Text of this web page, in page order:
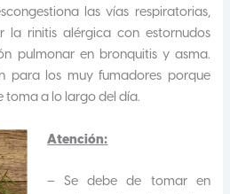
las vías respiratorias,
la rinitis alérgica con estornudos
pulmonar en bronquitis y asma.
para los muy fumadores porque
toma a lo largo del día.
Atención:
– Se debe de tomar en